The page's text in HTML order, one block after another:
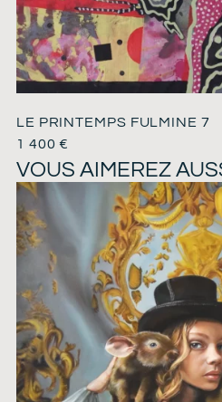
LE PRINTEMPS FULMINE 7
1 400€
VOUS AIMEREZ